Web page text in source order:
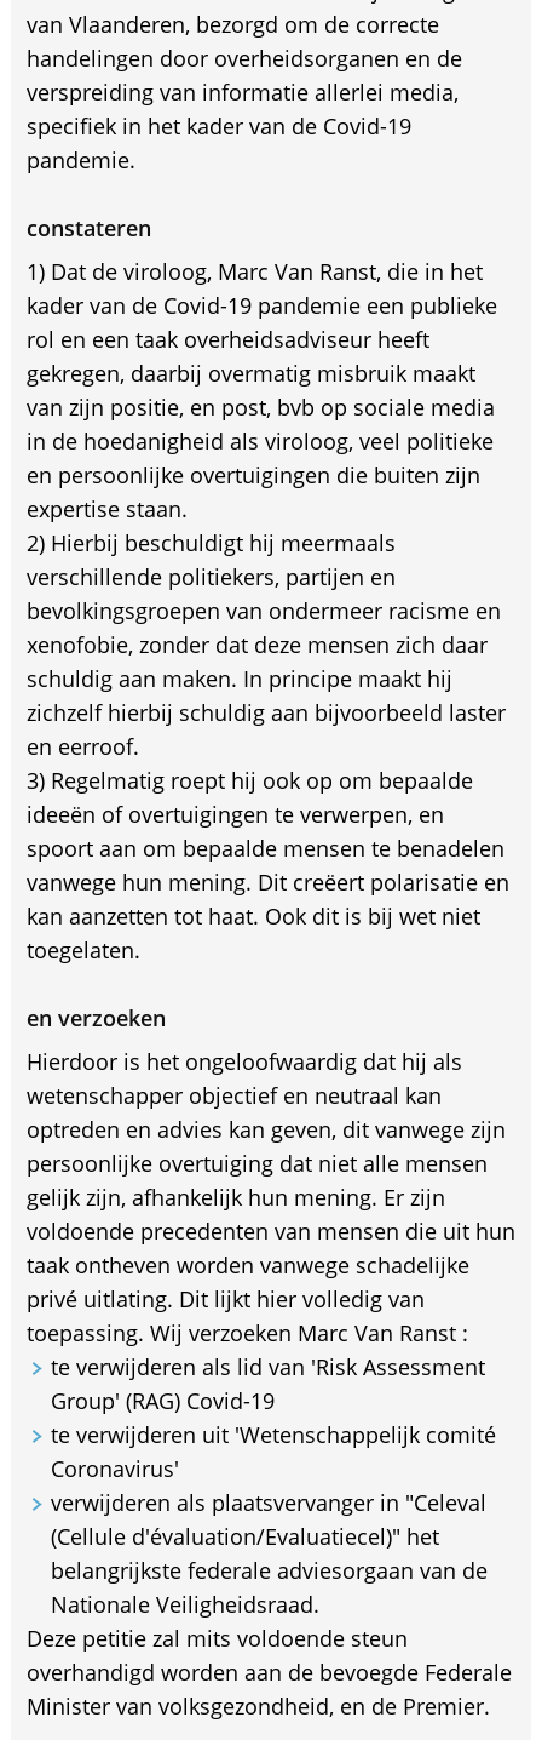
van Vlaanderen, bezorgd om de correcte
handelingen door overheidsorganen en de
verspreiding van informatie allerlei media,
specifiek in het kader van de Covid-19
pandemie.
constateren
1) Dat de viroloog, Marc Van Ranst, die in het
kader van de Covid-19 pandemie een publieke
rol en een taak overheidsadviseur heeft
gekregen, daarbij overmatig misbruik maakt
van zijn positie, en post, bvb op sociale media
in de hoedanigheid als viroloog, veel politieke
en persoonlijke overtuigingen die buiten zijn
expertise staan.
2) Hierbij beschuldigt hij meermaals
verschillende politiekers, partijen en
bevolkingsgroepen van ondermeer racisme en
xenofobie, zonder dat deze mensen zich daar
schuldig aan maken. In principe maakt hij
zichzelf hierbij schuldig aan bijvoorbeeld laster
en eerroof.
3) Regelmatig roept hij ook op om bepaalde
ideeën of overtuigingen te verwerpen, en
spoort aan om bepaalde mensen te benadelen
vanwege hun mening. Dit creëert polarisatie en
kan aanzetten tot haat. Ook dit is bij wet niet
toegelaten.
en verzoeken
Hierdoor is het ongeloofwaardig dat hij als
wetenschapper objectief en neutraal kan
optreden en advies kan geven, dit vanwege zijn
persoonlijke overtuiging dat niet alle mensen
gelijk zijn, afhankelijk hun mening. Er zijn
voldoende precedenten van mensen die uit hun
taak ontheven worden vanwege schadelijke
privé uitlating. Dit lijkt hier volledig van
toepassing. Wij verzoeken Marc Van Ranst :
te verwijderen als lid van 'Risk Assessment
Group' (RAG) Covid-19
te verwijderen uit 'Wetenschappelijk comité
Coronavirus'
verwijderen als plaatsvervanger in "Celeval
(Cellule d'évaluation/Evaluatiecel)" het
belangrijkste federale adviesorgaan van de
Nationale Veiligheidsraad.
Deze petitie zal mits voldoende steun
overhandigd worden aan de bevoegde Federale
Minister van volksgezondheid, en de Premier.